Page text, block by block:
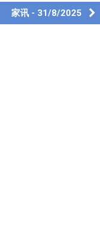
家讯 - 31/8/2025